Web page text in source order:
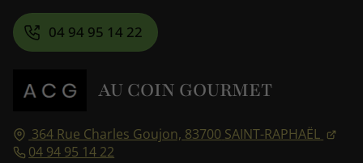
AU COIN GOURMET
364 Rue Charles Goujon, 83700 SAINT-RAPHAËL
04 94 95 14 22
04 94 95 14 22